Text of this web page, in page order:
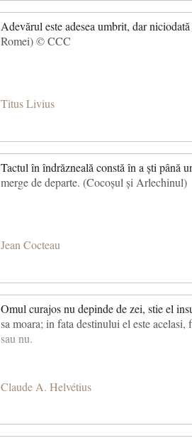
Adevărul este adesea umbrit, dar
Romei) © CCC
Titus Livius
Tactul în îndrăzneală constă în a ști până
merge de departe. (Cocoșul și Arlechinul)
Jean Cocteau
Omul curajos nu depinde de zei, stie el
sa moara; in fata destinului el este acelasi,
sau nu.
Claude A. Helvétius